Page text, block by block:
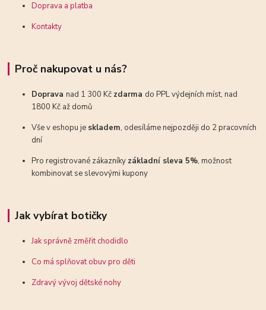
Doprava a platba
Kontakty
Proč nakupovat u nás?
Dopravanad 1 300 Kč zdarma do PPL výdejních míst, nad
1800 Kč až domů
Vše v eshopu je skladem, odesíláme nejpozději do 2 pracovních
dní
Pro registrované zákazníky základní sleva 5%, možnost
kombinovat se slevovými kupony
Jak vybírat botičky
Jak správně změřit chodidlo
Co má splňovat obuv pro děti
Zdravý vývoj dětské nohy